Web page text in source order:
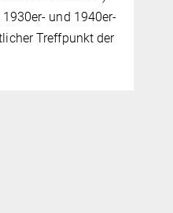
und 1940er-
Treffpunkt der